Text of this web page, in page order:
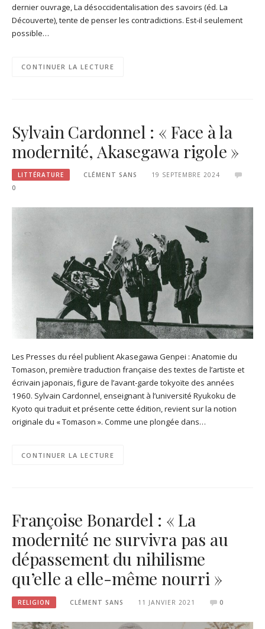
dernier ouvrage, La désoccidentalisation des savoirs (éd. La
Découverte), tente de penser les contradictions. Est-il seulement
possible…
CONTINUER LA LECTURE
Sylvain Cardonnel : « Face à la
modernité, Akasegawa rigole »
LITTÉRATURE CLÉMENT SANS
19 SEPTEMBRE 2024
0
Les Presses du réel publient Akasegawa Genpei : Anatomie du
Tomason, première traduction française des textes de l’artiste et
écrivain japonais, figure de l’avant-garde tokyoïte des années
1960. Sylvain Cardonnel, enseignant à l’université Ryukoku de
Kyoto qui traduit et présente cette édition, revient sur la notion
originale du « Tomason ». Comme une plongée dans…
CONTINUER LA LECTURE
Françoise Bonardel : « La
modernité ne survivra pas au
dépassement du nihilisme
qu’elle a elle-même nourri »
RELIGION CLÉMENT SANS 11 JANVIER 2021 0